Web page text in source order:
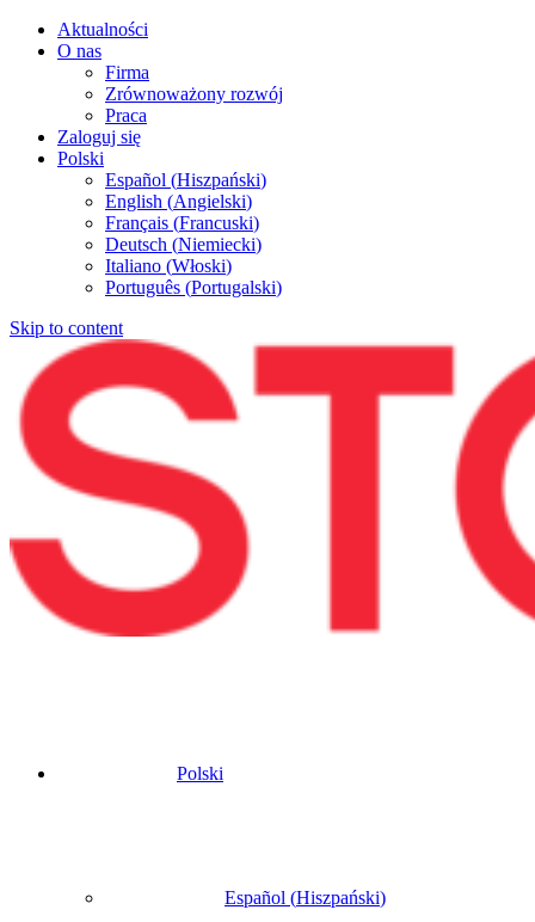
Aktualności
O nas
Firma
Zrównoważony rozwój
Praca
Zaloguj się
Polski
Español (Hiszpański)
English (Angielski)
Français (Francuski)
Deutsch (Niemiecki)
Italiano (Włoski)
Português (Portugalski)
Skip to content
Polski
Español (Hiszpański)